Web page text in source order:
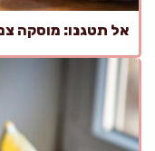
אל תטגנו: מוסקה